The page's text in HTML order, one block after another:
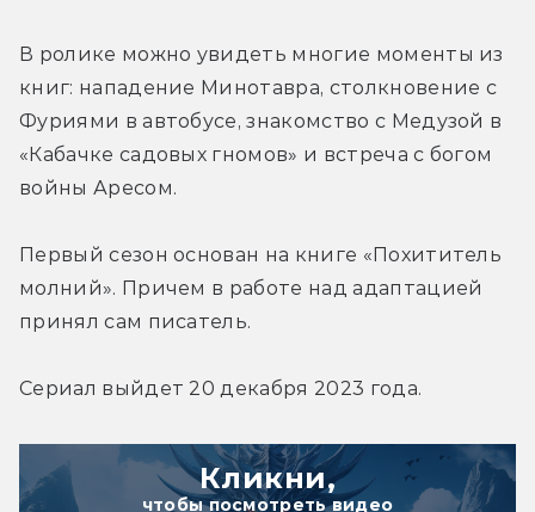
В ролике можно увидеть многие моменты из
книг: нападение Минотавра, столкновение с
Фуриями в автобусе, знакомство с Медузой в
«Кабачке садовых гномов» и встреча с богом
войны Аресом.
Первый сезон основан на книге «Похититель
молний». Причем в работе над адаптацией
принял сам писатель.
Сериал выйдет 20 декабря 2023 года.
Кликни,
чтобы посмотреть видео